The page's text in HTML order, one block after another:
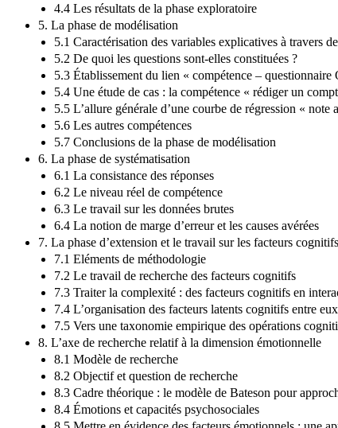
4.4 Les résultats de la phase exploratoire
5. La phase de modélisation
5.1 Caractérisation des variables explicatives à travers
5.2 De quoi les questions sont-elles constituées ?
5.3 Établissement du lien « compétence –
5.4 Une étude de cas : la compétence « rédiger un
5.5 L’allure générale d’une courbe de régression «
5.6 Les autres compétences
5.7 Conclusions de la phase de modélisation
6. La phase de systématisation
6.1 La consistance des réponses
6.2 Le niveau réel de compétence
6.3 Le travail sur les données brutes
6.4 La notion de marge d’erreur et les causes avérées
7. La phase d’extension et le travail sur les facteurs cognitifs
7.1 Eléments de méthodologie
7.2 Le travail de recherche des facteurs cognitifs
7.3 Traiter la complexité : des facteurs cognitifs en
7.4 L’organisation des facteurs latents cognitifs entre eux
7.5 Vers une taxonomie empirique des opérations
8. L’axe de recherche relatif à la dimension émotionnelle
8.1 Modèle de recherche
8.2 Objectif et question de recherche
8.3 Cadre théorique : le modèle de Bateson pour
8.4 Émotions et capacités psychosociales